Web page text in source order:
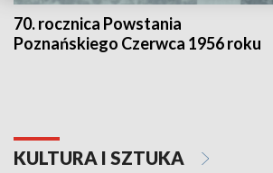
70. rocznica Powstania
Poznańskiego Czerwca 1956 roku
KULTURA I SZTUKA